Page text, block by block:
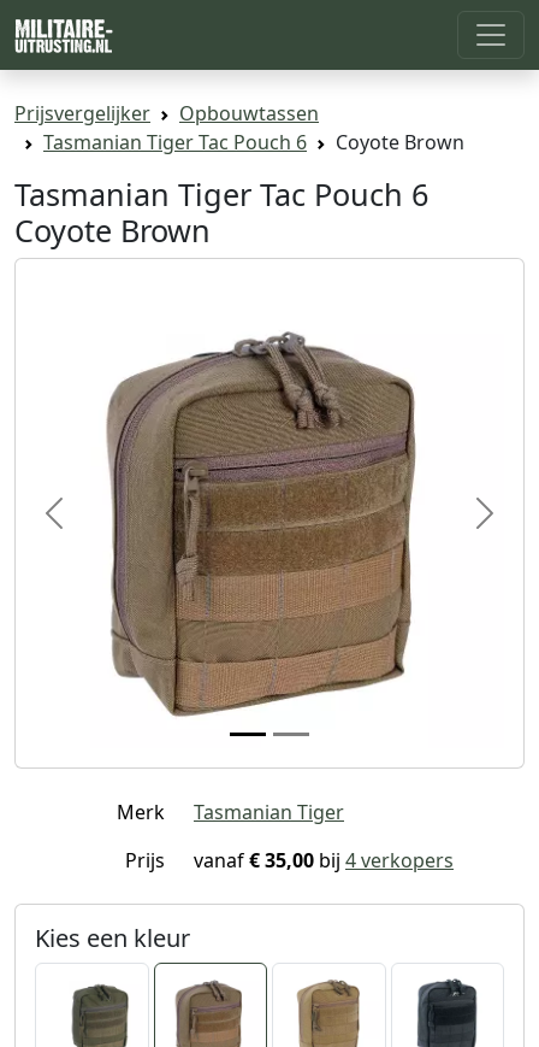
Prijsvergelijker
Opbouwtassen
Tasmanian Tiger Tac Pouch 6
Coyote Brown
Tasmanian Tiger Tac Pouch 6
Coyote Brown
Previous Next
Merk
Tasmanian Tiger
Prijs
vanaf€ 35,00 bij 4 verkopers
Kies een kleur